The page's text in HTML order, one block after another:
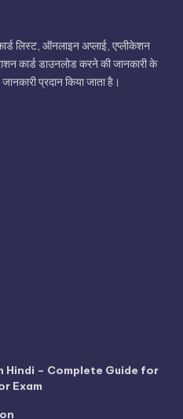
लिस्ट, ऑनलाइन अप्लाई, एप्लीकेशन
कार्ड डाउनलोड करने की जानकारी के
प्रदान किया जाता है।
Hindi – Complete Guide for
Exam